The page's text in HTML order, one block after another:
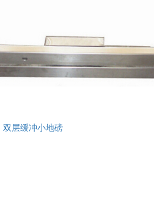
双层缓冲小地磅